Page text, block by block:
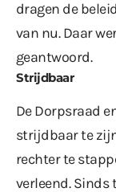
dragen de
van nu. Daar
geantwoord.
Strijdbaar
De Dorpsraad
strijdbaar te
rechter te
verleend. Sinds